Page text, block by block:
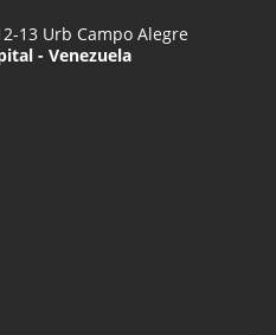
13 Urb Campo Alegre
- Venezuela